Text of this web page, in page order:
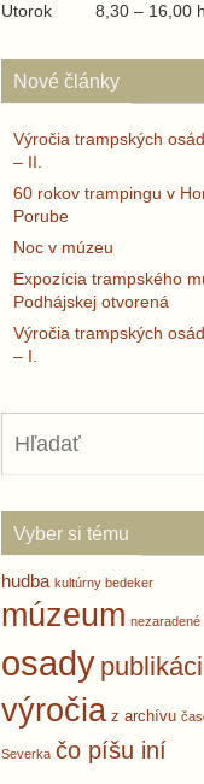
Utorok 8,30 – 16,00
Nové články
Výročia trampských
– II.
60 rokov trampingu v
Porube
Noc v múzeu
Expozícia trampského
Podhájskej otvorená
Výročia trampských
– I.
Vyber si tému
hudba kultúrny bedeker
múzeum nezaradené
osady
výročia z archívu
Severka čo píšu iní